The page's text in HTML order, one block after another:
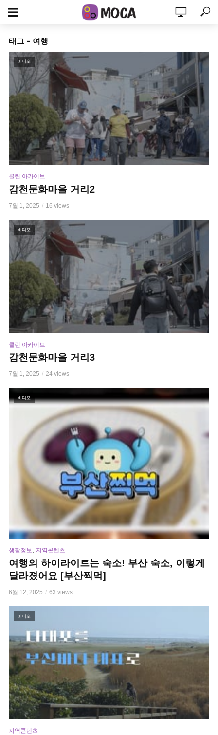
태그 - 여행
비디오
클린 아카이브
감천문화마을 거리2
7월 1, 2025 16 views
비디오
클린 아카이브
감천문화마을 거리3
7월 1, 2025 24 views
비디오
생활정보 지역콘텐츠
여행의 하이라이트는 숙소! 부산 숙소, 이렇게
달라졌어요 [부산찍먹]
6월 12, 2025 63 views
비디오
지역콘텐츠